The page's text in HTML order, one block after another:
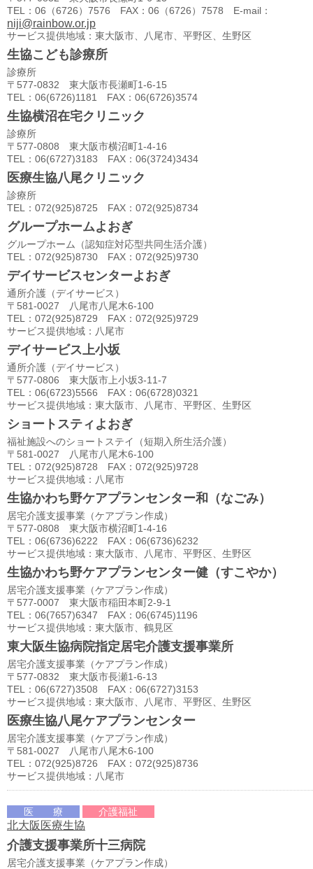
TEL：06（6726）7576 FAX：06（6726）7578 E-mail：
niji@rainbow.or.jp
サービス提供地域：東大阪市、八尾市、平野区、生野区
生協こども診療所
診療所
〒577-0832 東大阪市長瀬町1-6-15
TEL：06(6726)1181 FAX：06(6726)3574
生協横沼在宅クリニック
診療所
〒577-0808 東大阪市横沼町1-4-16
TEL：06(6727)3183 FAX：06(3724)3434
医療生協八尾クリニック
診療所
TEL：072(925)8725 FAX：072(925)8734
グループホームよおぎ
グループホーム（認知症対応型共同生活介護）
TEL：072(925)8730 FAX：072(925)9730
デイサービスセンターよおぎ
通所介護（デイサービス）
〒581-0027 八尾市八尾木6-100
TEL：072(925)8729 FAX：072(925)9729
サービス提供地域：八尾市
デイサービス上小坂
通所介護（デイサービス）
〒577-0806 東大阪市上小坂3-11-7
TEL：06(6723)5566 FAX：06(6728)0321
サービス提供地域：東大阪市、八尾市、平野区、生野区
ショートスティよおぎ
福祉施設へのショートステイ（短期入所生活介護）
〒581-0027 八尾市八尾木6-100
TEL：072(925)8728 FAX：072(925)9728
サービス提供地域：八尾市
生協かわち野ケアプランセンター和（なごみ）
居宅介護支援事業（ケアプラン作成）
〒577-0808 東大阪市横沼町1-4-16
TEL：06(6736)6222 FAX：06(6736)6232
サービス提供地域：東大阪市、八尾市、平野区、生野区
生協かわち野ケアプランセンター健（すこやか）
居宅介護支援事業（ケアプラン作成）
〒577-0007 東大阪市稲田本町2-9-1
TEL：06(7657)6347 FAX：06(6745)1196
サービス提供地域：東大阪市、鶴見区
東大阪生協病院指定居宅介護支援事業所
居宅介護支援事業（ケアプラン作成）
〒577-0832 東大阪市長瀬1-6-13
TEL：06(6727)3508 FAX：06(6727)3153
サービス提供地域：東大阪市、八尾市、平野区、生野区
医療生協八尾ケアプランセンター
居宅介護支援事業（ケアプラン作成）
〒581-0027 八尾市八尾木6-100
TEL：072(925)8726 FAX：072(925)8736
サービス提供地域：八尾市
医 療 介護福祉
北大阪医療生協
介護支援事業所十三病院
居宅介護支援事業（ケアプラン作成）